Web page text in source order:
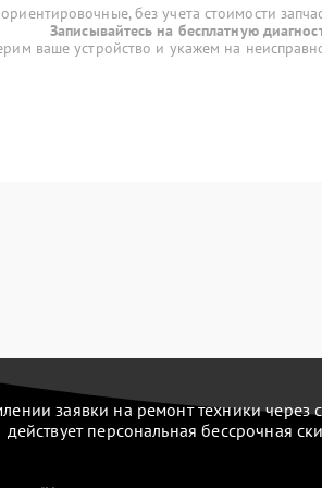
без учета стоимости
Записывайтесь на бесплатную
ваше устройство и укажем на
заявки на ремонт техники через
действует персональная бессрочная